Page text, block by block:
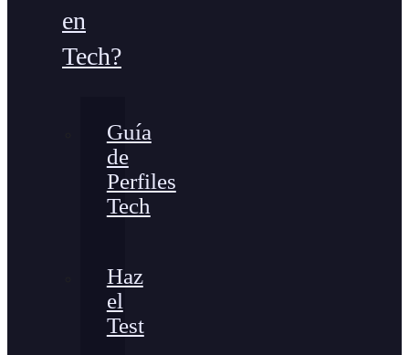
en
Tech?
Guía
de
Perfiles
Tech
Haz
el
Test